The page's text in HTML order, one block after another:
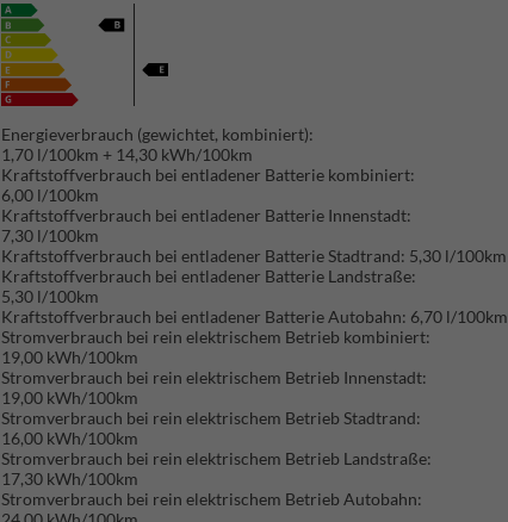
Energieverbrauch (gewichtet, kombiniert):
1,70 l/100km + 14,30 kWh/100km
Kraftstoffverbrauch bei entladener Batterie kombiniert:
6,00 l/100km
Kraftstoffverbrauch bei entladener Batterie Innenstadt:
7,30 l/100km
Kraftstoffverbrauch bei entladener Batterie Stadtrand: 5,30 l/100km
Kraftstoffverbrauch bei entladener Batterie Landstraße:
5,30 l/100km
Kraftstoffverbrauch bei entladener Batterie Autobahn: 6,70 l/100km
Stromverbrauch bei rein elektrischem Betrieb kombiniert:
19,00 kWh/100km
Stromverbrauch bei rein elektrischem Betrieb Innenstadt:
19,00 kWh/100km
Stromverbrauch bei rein elektrischem Betrieb Stadtrand:
16,00 kWh/100km
Stromverbrauch bei rein elektrischem Betrieb Landstraße:
17,30 kWh/100km
Stromverbrauch bei rein elektrischem Betrieb Autobahn: